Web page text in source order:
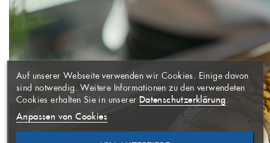
AUF MEINE
WUNSCHLISTE
×
((MODALTITLE)) ×
((confirmMessage))
WUNSCHLISTE
ERSTELLEN
×
Name der Wunschliste
ANMELDEN ×
Sie müssen angemeldet sein, um
Artikel Ihrer Wunschliste
hinzufügen zu können.
Auf unserer Webseite verwenden wir Cookies. Einige davon
sind notwendig. Weitere Informationen zu den verwendeten
Cookies erhalten Sie in unserer Datenschutzerklärung.
Anpassen von Cookies